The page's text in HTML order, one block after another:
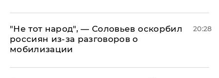
​"Не тот народ", — Соловьев оскорбил
россиян из-за разговоров о
мобилизации
20:28